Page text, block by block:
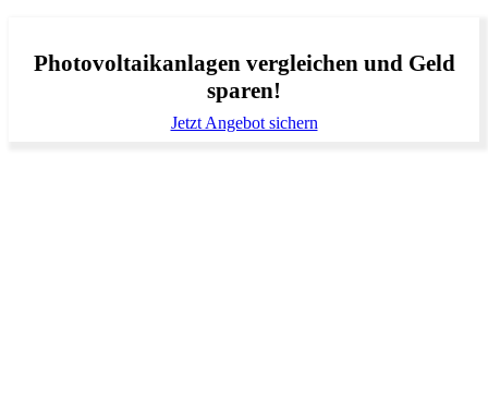
Photovoltaikanlagen vergleichen und Geld
sparen!
Jetzt Angebot sichern